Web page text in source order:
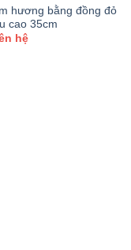
hương bằng đồng đỏ
cao 35cm
hệ